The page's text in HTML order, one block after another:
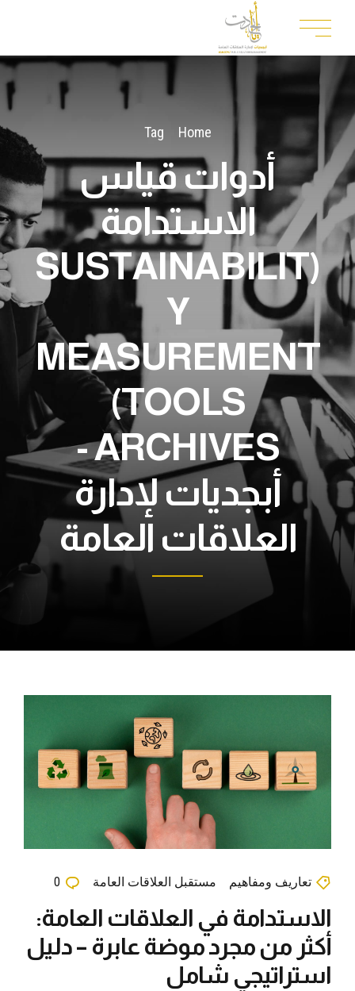
Home
Tag
أدوات قياس
الاستدامة
(SUSTAINABILIT
Y
MEASUREMENT
TOOLS)
ARCHIVES -
أبجديات لإدارة
العلاقات العامة
تعاريف ومفاهيم مستقبل العلاقات العامة 0
الاستدامة في العلاقات العامة:
أكثر من مجرد موضة عابرة – دليل
استراتيجي شامل